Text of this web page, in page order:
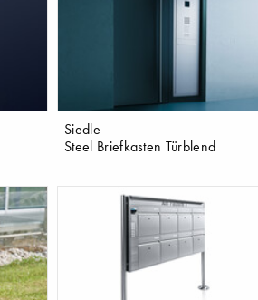
Siedle
Steel Briefkasten Türblend